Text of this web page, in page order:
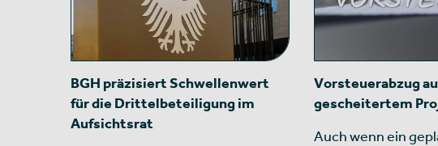
BGH präzisiert Schwellenwert
für die Drittelbeteiligung im
Aufsichtsrat
Vorsteuerabzug
gescheitertem
Auch wenn ein